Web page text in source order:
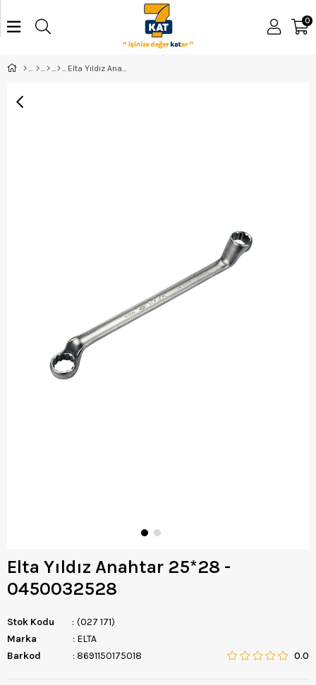
0
Elta Yıldız Anahtar 25*28 -
0450032528
Stok Kodu
(027 171)
Marka
: ELTA
Barkod
: 8691150175018 0.0